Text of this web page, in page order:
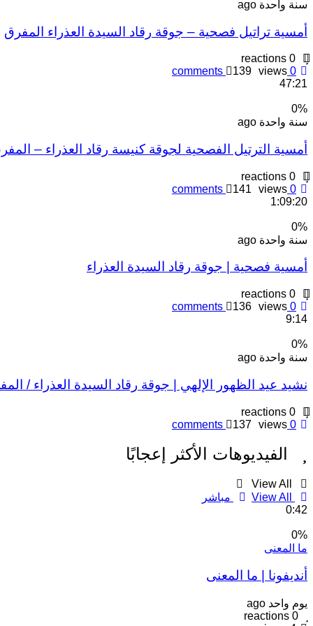
سنة واحدة ago
أمسية تراتيل فصحية – جوقة رقاد السيدة العذراء المفرق
0
reactions
0
comments 139 views
47:21
0%
سنة واحدة ago
أمسية الترتيل الفصحية لجوقة كنيسة رقاد العذراء –
0
reactions
0
comments 141
views
1:09:20
0%
سنة واحدة ago
أمسية فصحية | جوقة رقاد السيدة العذراء
0
reactions
0
comments 136 views
9:14
0%
سنة واحدة ago
نشيد عيد الظهور الإلهي | جوقة رقاد السيدة العذراء /
0
reactions
0
comments 137 views
الفيديوهات الأكثر إعجابًا
View All
View All
مباشر
0:42
0%
ما المعنى
أنديفونا | ما المعنى
يوم واحد ago
0
reactions